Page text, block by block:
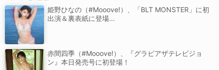
姫野ひなの（#Mooove!）、「BLT MONSTER」に初
出演＆裏表紙に登場...
赤間四季（#Mooove!）、『グラビアザテレビジョ
ン』本日発売号に初登場！